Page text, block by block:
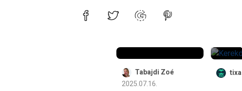
Felnőtté válik:
hamarosan
Tabajdi Zoé
2025.07.16.
tixa